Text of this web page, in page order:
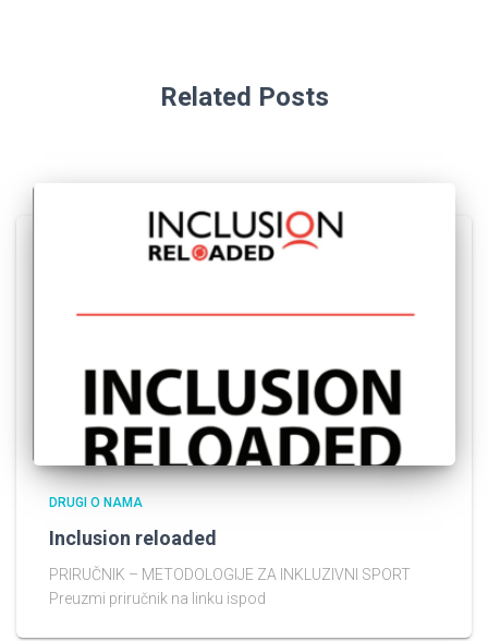
Related Posts
DRUGI O NAMA
Inclusion reloaded
PRIRUČNIK – METODOLOGIJE ZA INKLUZIVNI SPORT
Preuzmi priručnik na linku ispod